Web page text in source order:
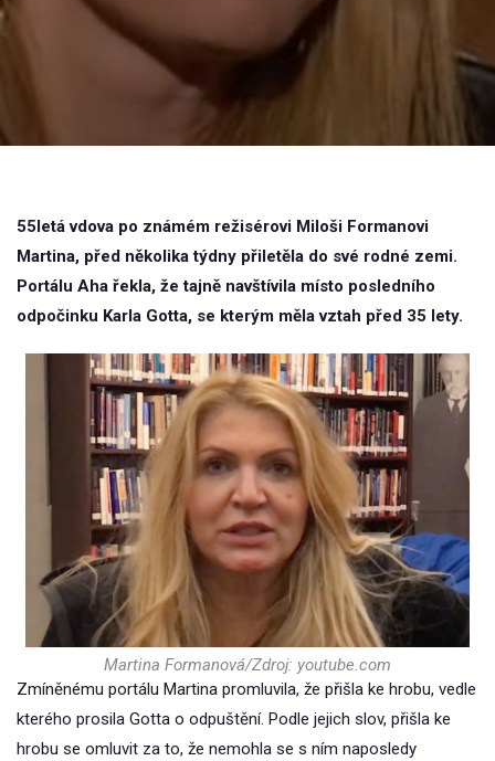
55letá vdova po známém režisérovi Miloši Formanovi
Martina, před několika týdny přiletěla do své rodné zemi.
Portálu Aha řekla, že tajně navštívila místo posledního
odpočinku Karla Gotta, se kterým měla vztah před 35 lety.
Martina Formanová/Zdroj: youtube.com
Zmíněnému portálu Martina promluvila, že přišla ke hrobu, vedle
kterého prosila Gotta o odpuštění. Podle jejich slov, přišla ke
hrobu se omluvit za to, že nemohla se s ním naposledy